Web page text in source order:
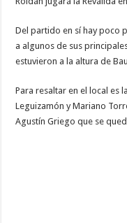
Del partido en sí hay poco
a algunos de sus
estuvieron a la altura de
Para resaltar en el local es
Leguizamón y Mariano
Agustín Griego que se